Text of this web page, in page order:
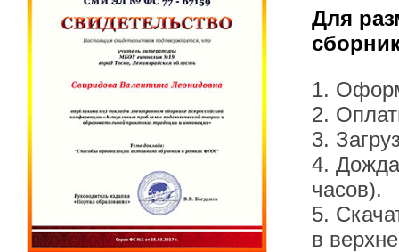
Для
1.
2.
3.
4.
часов).
5.
в